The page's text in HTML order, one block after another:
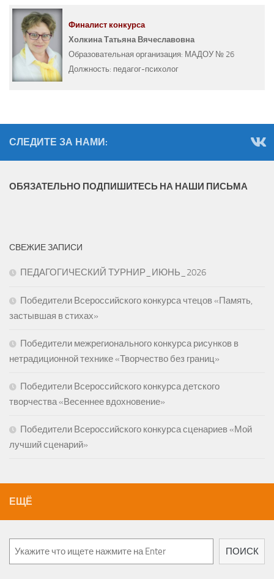
Финалист конкурса
Холкина Татьяна Вячеславовна
Образовательная организация: МАДОУ № 26
Должность: педагог-психолог
СЛЕДИТЕ ЗА НАМИ:
ОБЯЗАТЕЛЬНО ПОДПИШИТЕСЬ НА НАШИ ПИСЬМА
СВЕЖИЕ ЗАПИСИ
ПЕДАГОГИЧЕСКИЙ ТУРНИР_ИЮНЬ_2026
Победители Всероссийского конкурса чтецов «Память,
застывшая в стихах»
Победители межрегионального конкурса рисунков в
нетрадиционной технике «Творчество без границ»
Победители Всероссийского конкурса детского
творчества «Весеннее вдохновение»
Победители Всероссийского конкурса сценариев «Мой
лучший сценарий»
ЕЩЁ
Поиск
ПОИСК